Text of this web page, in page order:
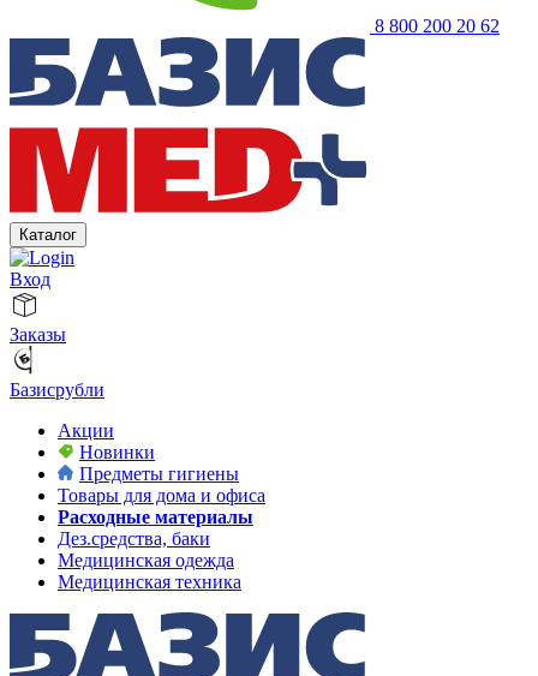
8 800 200 20 62
Каталог
Вход
Заказы
Базисрубли
Акции
Новинки
Предметы гигиены
Товары для дома и офиса
Расходные материалы
Дез.средства, баки
Медицинская одежда
Медицинская техника